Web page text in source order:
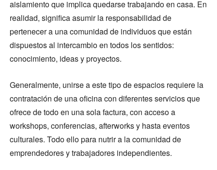
aislamiento que implica quedarse trabajando en casa. En
realidad, significa asumir la responsabilidad de
pertenecer a una comunidad de individuos que están
dispuestos al intercambio en todos los sentidos:
conocimiento, ideas y proyectos.
Generalmente, unirse a este tipo de espacios requiere la
contratación de una oficina con diferentes servicios que
ofrece de todo en una sola factura, con acceso a
workshops, conferencias, afterworks y hasta eventos
culturales. Todo ello para nutrir a la comunidad de
emprendedores y trabajadores independientes.